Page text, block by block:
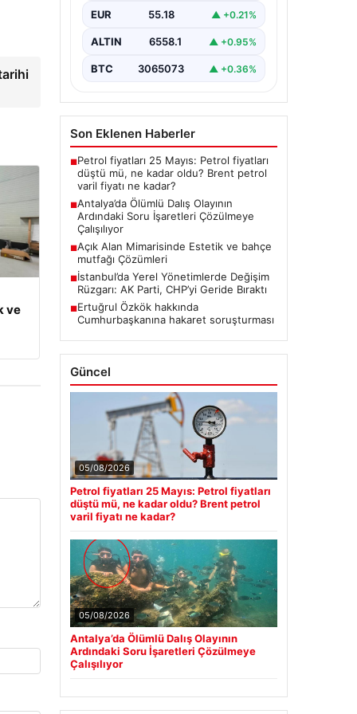
ve
Antalya’da geçtiğimiz yıl yaşanan
ve ölümle sonuçlanan tüplü dalış
olayı, dalış sektöründe ciddi
soru…
EUR 55.18 ▲ +0.21%
ALTIN 6558.1 ▲ +0.95%
BTC 3065073 ▲ +0.36%
Son Eklenen Haberler
■Petrol fiyatları 25 Mayıs: Petrol fiyatları
düştü mü, ne kadar oldu? Brent petrol
varil fiyatı ne kadar?
■Antalya’da Ölümlü Dalış Olayının
Ardındaki Soru İşaretleri Çözülmeye
Çalışılıyor
■Açık Alan Mimarisinde Estetik ve bahçe
mutfağı Çözümleri
■İstanbul’da Yerel Yönetimlerde Değişim
Rüzgarı: AK Parti, CHP’yi Geride Bıraktı
■Ertuğrul Özkök hakkında
Cumhurbaşkanına hakaret soruşturması
Güncel
05/08/2026
Petrol fiyatları 25 Mayıs: Petrol fiyatları
düştü mü, ne kadar oldu? Brent petrol
varil fiyatı ne kadar?
05/08/2026
Antalya’da Ölümlü Dalış Olayının
Ardındaki Soru İşaretleri Çözülmeye
Çalışılıyor